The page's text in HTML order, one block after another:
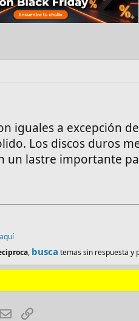
iguales a excepción
Los discos duros
un lastre importante
, busca temas sin respuesta y
E-mailEnlace